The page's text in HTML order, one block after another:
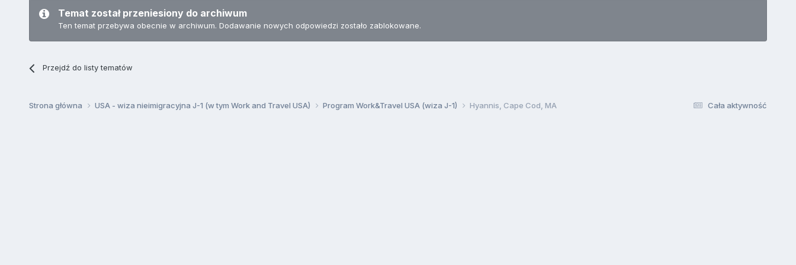
Temat został przeniesiony do archiwum
Ten temat przebywa obecnie w archiwum. Dodawanie nowych odpowiedzi zostało zablokowane.
Przejdź do listy tematów
Cała aktywność
Strona główna USA - wiza nieimigracyjna J-1 (w tym Work and Travel USA) Program Work&Travel USA (wiza J-1) Hyannis, Cape Cod, MA